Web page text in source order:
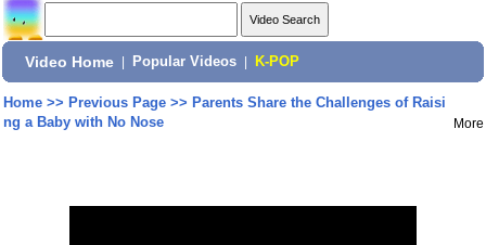
Video Home Popular Videos K-POP
Home>> Previous Page>> Parents Share the Challenges of Raisi
ng a Baby with No Nose
More